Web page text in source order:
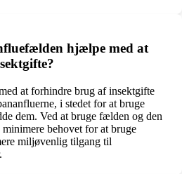
hjælpe med at
at forhindre brug af insektgifte
i stedet for at bruge
dem. Ved at bruge fælden og den
behovet for at bruge
miljøvenlig tilgang til